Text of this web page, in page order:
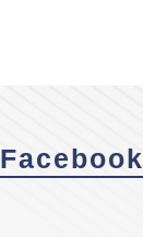
Facebook